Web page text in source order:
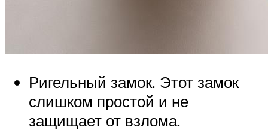
Ригельный замок. Этот замок
слишком простой и не
защищает от взлома.